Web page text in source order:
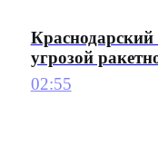
Краснодарский
угрозой
02:55